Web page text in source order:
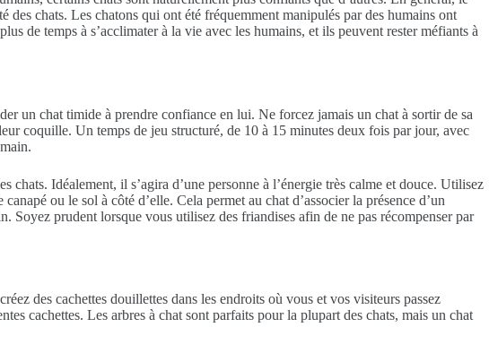
chats. Les chatons qui ont été fréquemment manipulés par des humains ont
de temps à s’acclimater à la vie avec les humains, et ils peuvent rester méfiants à
un chat timide à prendre confiance en lui. Ne forcez jamais un chat à sortir de sa
coquille. Un temps de jeu structuré, de 10 à 15 minutes deux fois par jour, avec
Idéalement, il s’agira d’une personne à l’énergie très calme et douce. Utilisez
ou le sol à côté d’elle. Cela permet au chat d’associer la présence d’un
prudent lorsque vous utilisez des friandises afin de ne pas récompenser par
des cachettes douillettes dans les endroits où vous et vos visiteurs passez
cachettes. Les arbres à chat sont parfaits pour la plupart des chats, mais un chat